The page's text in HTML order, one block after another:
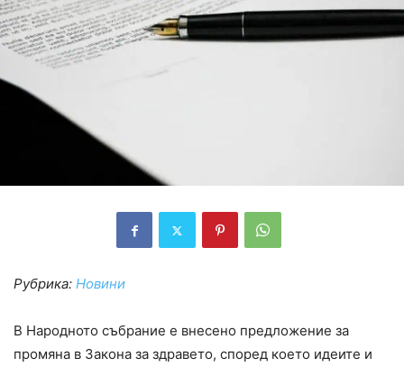
Рубрика: Новини
В Народното събрание е внесено предложение за
промяна в Закона за здравето, според което идеите и